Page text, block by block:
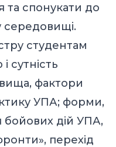
та спонукати до
середовищі.
студентам
сутність
фактори
УПА; форми,
бойових дій УПА,
перехід